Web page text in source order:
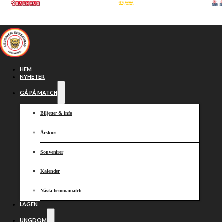
Hoppa till huvudinnehåll
HEM
NYHETER
GÅ PÅ MATCH
Biljetter & info
Årskort
Souvenirer
Kalender
Nästa hemmamatch
LAGEN
UNGDOM
Krzysztof